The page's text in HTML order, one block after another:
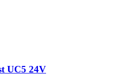
UC5 24V